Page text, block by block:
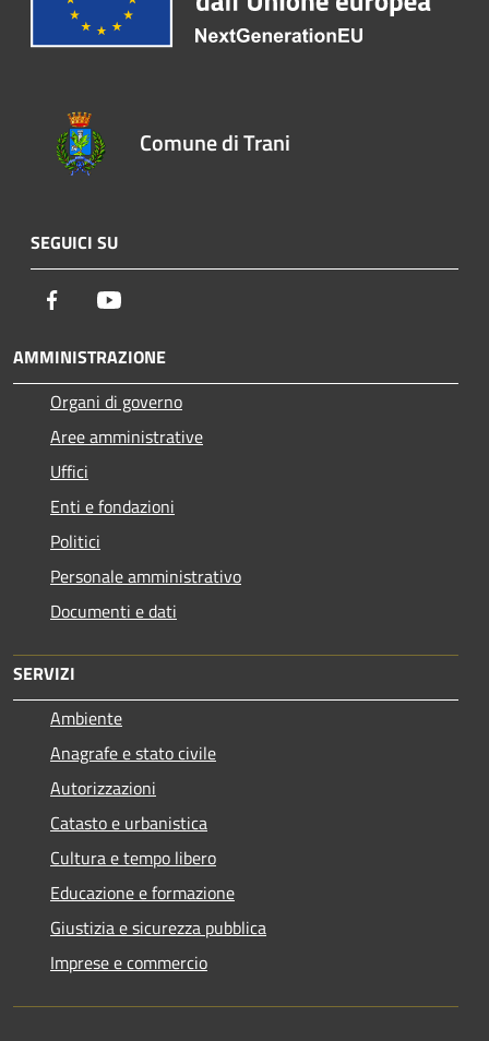
Comune di Trani
SEGUICI SU
Facebook
AMMINISTRAZIONE
Organi di governo
Aree amministrative
Uffici
Enti e fondazioni
Politici
Personale amministrativo
Documenti e dati
SERVIZI
Ambiente
Anagrafe e stato civile
Autorizzazioni
Catasto e urbanistica
Cultura e tempo libero
Educazione e formazione
Giustizia e sicurezza pubblica
Imprese e commercio